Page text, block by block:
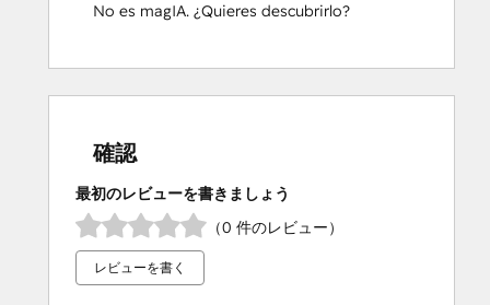
No es magIA. ¿Quieres descubrirlo?
確認
最初のレビューを書きましょう
（0 件のレビュー）
レビューを書く